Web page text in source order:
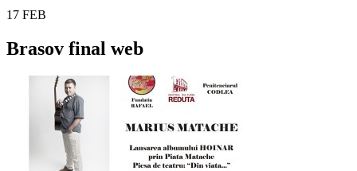
17 FEB
Brasov final web